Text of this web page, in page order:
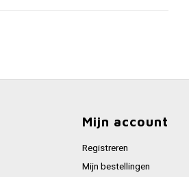
Mijn account
Registreren
Mijn bestellingen